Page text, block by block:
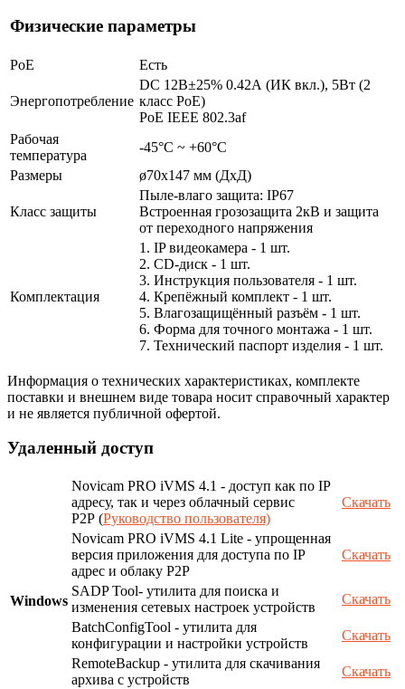
Физические параметры
PoE Есть
Энергопотребление
DC 12В±25% 0.42А (ИК вкл.), 5Вт (2
класс PoE)
PoE IEEE 802.3af
Рабочая
температура
-45°С ~ +60°С
Размеры
ø70х147 мм (ДхД)
Класс защиты
Пыле-влаго защита: IP67
Встроенная грозозащита 2кВ и защита
от переходного напряжения
Комплектация
1. IP видеокамера - 1 шт.
2. СD-диск - 1 шт.
3. Инструкция пользователя - 1 шт.
4. Крепёжный комплект - 1 шт.
5. Влагозащищённый разъём - 1 шт.
6. Форма для точного монтажа - 1 шт.
7. Технический паспорт изделия - 1 шт.
Информация о технических характеристиках, комплекте
поставки и внешнем виде товара носит справочный характер
и не является публичной офертой.
Удаленный доступ
Windows
Novicam PRO iVMS 4.1 - доступ как по IP
адресу, так и через облачный сервис
P2P (Руководство пользователя)
Скачать
Novicam PRO iVMS 4.1 Lite - упрощенная
версия приложения для доступа по IP
адрес и облаку P2P
Скачать
SADP Tool- утилита для поиска и
изменения сетевых настроек устройств
Скачать
BatchConfigTool - утилита для
конфигурации и настройки устройств
Скачать
RemoteBackup - утилита для скачивания
архива с устройств
Скачать